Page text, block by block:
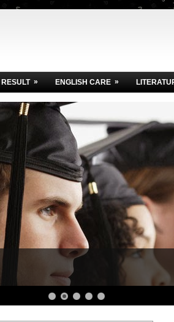
RESULT » ENGLISH CARE »